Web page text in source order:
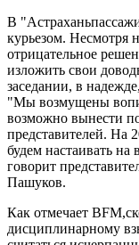
В
курьезом. Несмотря
отрицательное
изложить свои
заседании, в
"Мы возмущены
возможно вынести
представителей. На
будем настаивать
говорит
Пашуков.
Как отмечает
дисциплинарному